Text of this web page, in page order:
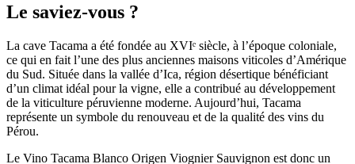
Le saviez‑vous ?
La cave Tacama a été fondée au XVIᵉ siècle, à l’époque coloniale,
ce qui en fait l’une des plus anciennes maisons viticoles d’Amérique
du Sud. Située dans la vallée d’Ica, région désertique bénéficiant
d’un climat idéal pour la vigne, elle a contribué au développement
de la viticulture péruvienne moderne. Aujourd’hui, Tacama
représente un symbole du renouveau et de la qualité des vins du
Pérou.
Le Vino Tacama Blanco Origen Viognier Sauvignon est donc un